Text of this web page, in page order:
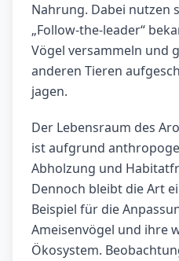
Nahrung. Dabei nutzen
„Follow-the-leader“
Vögel versammeln und
anderen Tieren
jagen.
Der Lebensraum des
ist aufgrund
Abholzung und
Dennoch bleibt die Art
Beispiel für die
Ameisenvögel und ihre
Ökosystem.